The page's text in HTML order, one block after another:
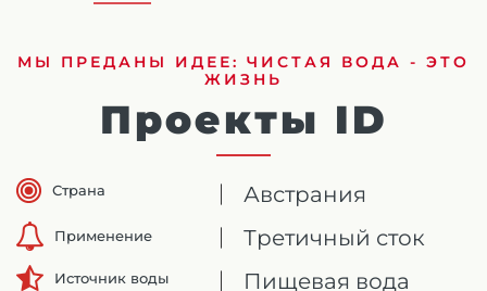
МЫ ПРЕДАНЫ ИДЕЕ: ЧИСТАЯ ВОДА - ЭТО
ЖИЗНЬ
Проекты ID
Страна Австрания
Применение Третичный сток
Источник воды Пищевая вода